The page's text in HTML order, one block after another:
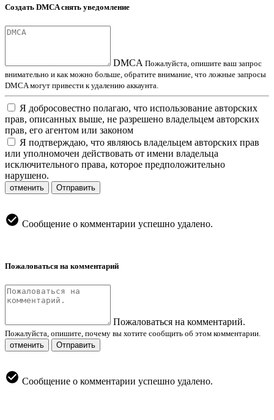
Создать DMCA снять уведомление
DMCA Пожалуйста, опишите ваш запрос
внимательно и как можно больше, обратите внимание, что ложные запросы
DMCA могут привести к удалению аккаунта.
Я добросовестно полагаю, что использование авторских
прав, описанных выше, не разрешено владельцем авторских
прав, его агентом или законом
Я подтверждаю, что являюсь владельцем авторских прав
или уполномочен действовать от имени владельца
исключительного права, которое предположительно
нарушено.
отменить Отправить
Сообщение о комментарии успешно удалено.
Пожаловаться на комментарий
Пожаловаться на комментарий.
Пожалуйста, опишите, почему вы хотите сообщить об этом комментарии.
отменить
Отправить
Сообщение о комментарии успешно удалено.